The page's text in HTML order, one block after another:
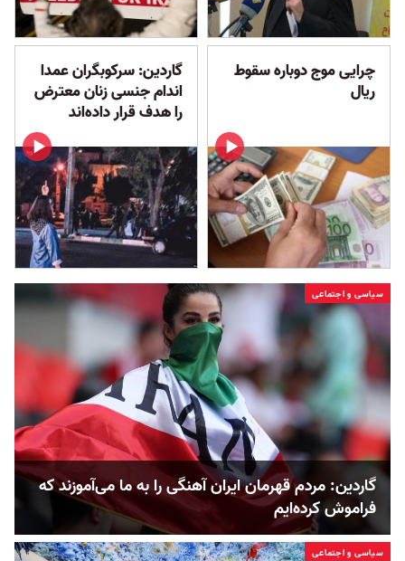
چرایی موج دوباره سقوط
ریال
گاردین: سرکوبگران عمدا
اندام جنسی زنان معترض
را هدف قرار داده‌اند
سیاسی و اجتماعی
گاردین: مردم قهرمان ایران آهنگی را به ما می‌آموزند که
فراموش کرده‌ایم
سیاسی و اجتماعی